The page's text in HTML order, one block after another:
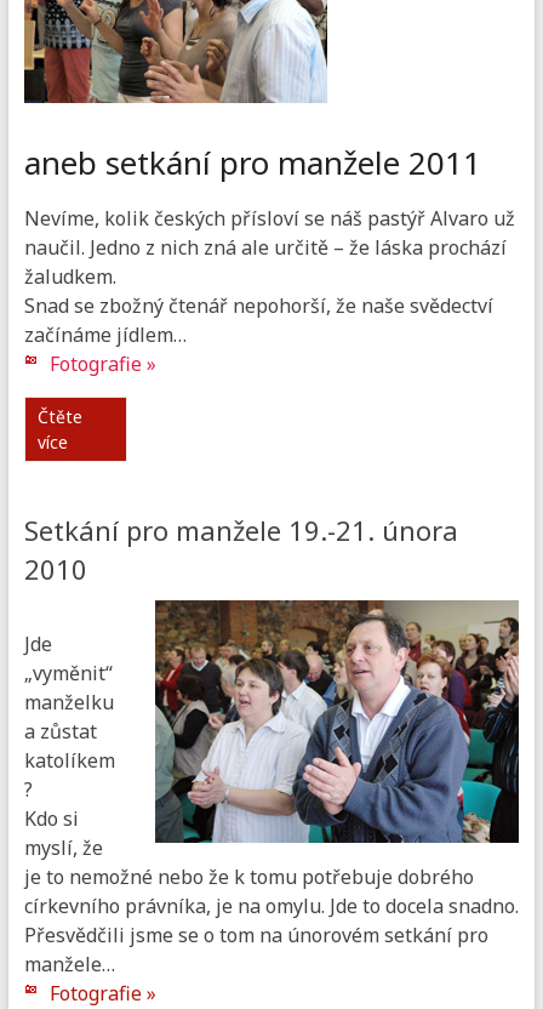
aneb setkání pro manžele 2011
Nevíme, kolik českých přísloví se náš pastýř Alvaro už
naučil. Jedno z nich zná ale určitě – že láska prochází
žaludkem.
Snad se zbožný čtenář nepohorší, že naše svědectví
začínáme jídlem…
Fotografie »
Čtěte
více
Setkání pro manžele 19.-21. února
2010
Jde
„vyměnit“
manželku
a zůstat
katolíkem
?
Kdo si
myslí, že
je to nemožné nebo že k tomu potřebuje dobrého
církevního právníka, je na omylu. Jde to docela snadno.
Přesvědčili jsme se o tom na únorovém setkání pro
manžele…
Fotografie »